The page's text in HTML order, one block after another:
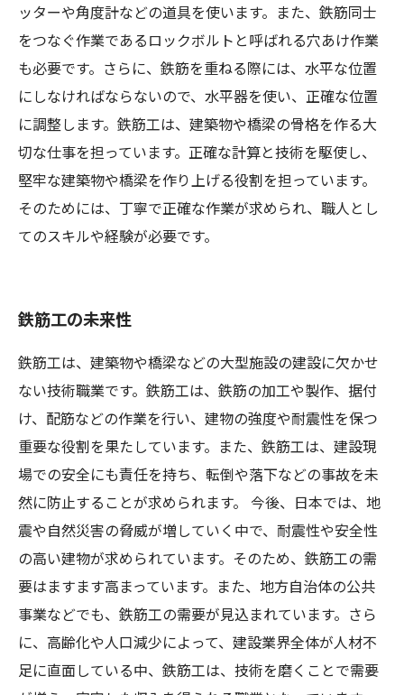
ッターや角度計などの道具を使います。また、鉄筋同士
をつなぐ作業であるロックボルトと呼ばれる穴あけ作業
も必要です。さらに、鉄筋を重ねる際には、水平な位置
にしなければならないので、水平器を使い、正確な位置
に調整します。鉄筋工は、建築物や橋梁の骨格を作る大
切な仕事を担っています。正確な計算と技術を駆使し、
堅牢な建築物や橋梁を作り上げる役割を担っています。
そのためには、丁寧で正確な作業が求められ、職人とし
てのスキルや経験が必要です。
鉄筋工の未来性
鉄筋工は、建築物や橋梁などの大型施設の建設に欠かせ
ない技術職業です。鉄筋工は、鉄筋の加工や製作、据付
け、配筋などの作業を行い、建物の強度や耐震性を保つ
重要な役割を果たしています。また、鉄筋工は、建設現
場での安全にも責任を持ち、転倒や落下などの事故を未
然に防止することが求められます。 今後、日本では、地
震や自然災害の脅威が増していく中で、耐震性や安全性
の高い建物が求められています。そのため、鉄筋工の需
要はますます高まっています。また、地方自治体の公共
事業などでも、鉄筋工の需要が見込まれています。さら
に、高齢化や人口減少によって、建設業界全体が人材不
足に直面している中、鉄筋工は、技術を磨くことで需要